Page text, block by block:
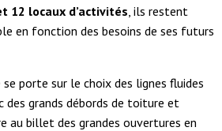
12 locaux d’activités , ils restent
en fonction des besoins de ses futurs
porte sur le choix des lignes fluides
des grands débords de toiture et
au billet des grandes ouvertures en